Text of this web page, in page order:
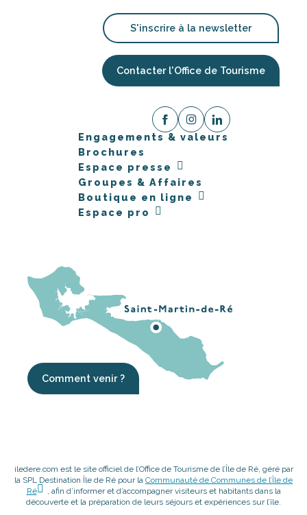
S'inscrire à la newsletter
Contacter l'Office de Tourisme
Engagements & valeurs
Brochures
Espace presse
Groupes & Affaires
Boutique en ligne
Espace pro
Comment venir ?
iledere.com est le site officiel de l’Office de Tourisme de l’Île de Ré, géré par
la SPL Destination Île de Ré pour la Communauté de Communes de l’Île de
Ré
, afin d’informer et d’accompagner visiteurs et habitants dans la
découverte et la préparation de leurs séjours et expériences sur l’île.